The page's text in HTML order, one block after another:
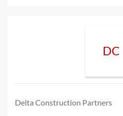
DC
Delta Construction Partners